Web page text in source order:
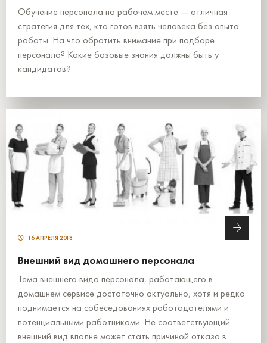
Обучение персонала на рабочем месте — отличная
стратегия для тех, кто готов взять человека без опыта
работы. На что обратить внимание при подборе
персонала? Какие базовые знания должны быть у
кандидатов?
16 АПРЕЛЯ 2018
Внешний вид домашнего персонала
Тема внешнего вида персонала, работающего в
домашнем сервисе достаточно актуально, хотя и редко
поднимается на собеседованиях работодателями и
потенциальными работниками. Не соответствующий
внешний вид вполне может стать причиной отказа в